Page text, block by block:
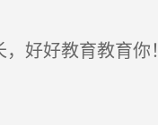
好好教育教育你！